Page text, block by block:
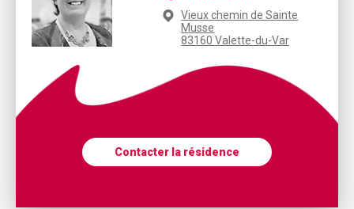
Vieux chemin de Sainte
Musse
83160 Valette-du-Var
Contacter la résidence